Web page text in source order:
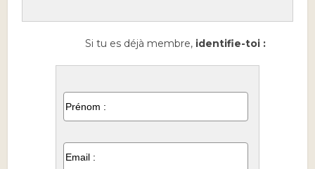
Si tu es déjà membre, identifie-toi :